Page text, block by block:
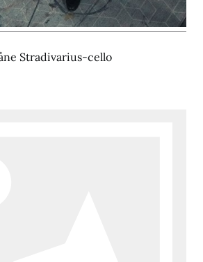
Stradivarius-cello